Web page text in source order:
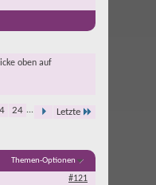
oben auf
24 ... Letzte
Themen-Optionen
#121